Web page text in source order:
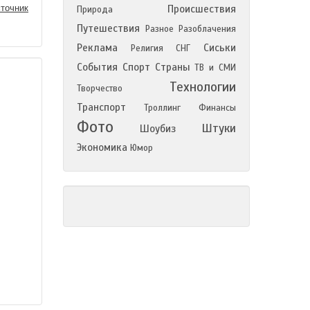
Природа
Происшествия
Путешествия
Разное Разоблачения
Реклама Религия СНГ
Сиськи
События Спорт Страны ТВ и СМИ
Творчество
Технологии
Транспорт Троллинг Финансы
Фото Шоубиз Штуки
Экономика Юмор